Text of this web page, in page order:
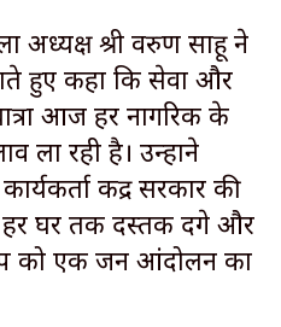
अध्यक्ष श्री वरुण साहू ने
हुए कहा कि सेवा और
आज हर नागरिक के
ला रही है। उन्होंने
केंद्र सरकार की
हर घर तक दस्तक देंगे और
को एक जन आंदोलन का